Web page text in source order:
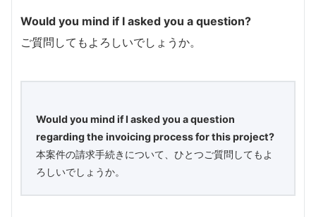
Would you mind if I asked you a question?
ご質問してもよろしいでしょうか。
Would you mind if I asked you a question
regarding the invoicing process for this project?
本案件の請求手続きについて、ひとつご質問してもよ
ろしいでしょうか。